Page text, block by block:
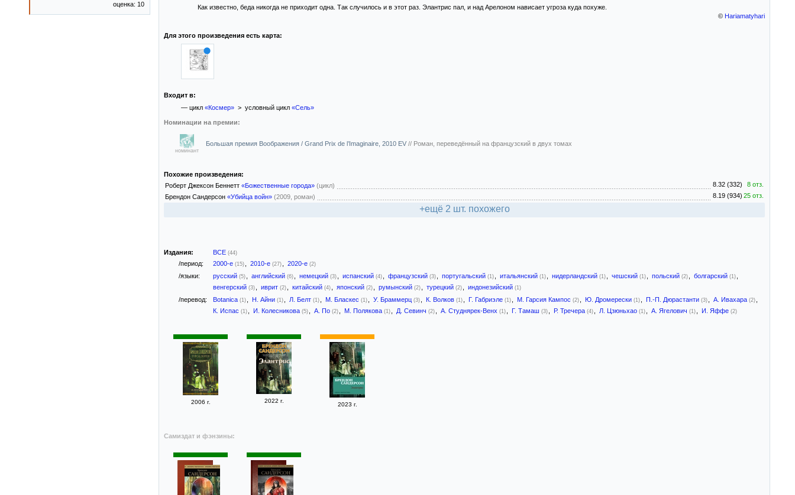
Как известно, беда никогда не приходит одна. Так случилось и в этот раз. Элантрис пал, и над Арелоном нависает угроза куда похуже.
© Hariamatyhari
Для этого произведения есть карта:
Входит в:
— цикл «Космер»> условный цикл «Сель»
Номинации на премии:
номинант
Большая премия Воображения / Grand Prix de l’Imaginaire, 2010 EV // Роман, переведённый на французский в двух томах
Похожие произведения:
Роберт Джексон Беннетт «Божественные города» (цикл) 8.32 (332)
8 отз.
Брендон Сандерсон «Убийца войн» (2009, роман) 8.19 (934) 25 отз.
+ещё 2 шт. похожего
Издания: ВСЕ (44)
/период: 2000-е (15) 2010-е (27) 2020-е (2)
/языки: русский (5) английский (6) немецкий (3) испанский (4) французский (3) португальский (1) итальянский (1) нидерландский (1) чешский (1) польский (2) болгарский (1)
венгерский (3) иврит (2) китайский (4) японский (2) румынский (2) турецкий (2) индонезийский (1)
/перевод: Botanica (1) Н. Айни (1) Л. Белт (1) М. Бласкес (1) У. Браммерц (3) К. Волков (1) Г. Габриэле (1) М. Гарсия Кампос (2) Ю. Дромерески (1) П.-П. Дюрастанти (3) А. Ивахара (2)
К. Испас (1) И. Колесникова (5) А. По (2) М. Полякова (1) Д. Севинч (2) А. Студнярек-Венх (1) Г. Тамаш (3) Р. Тречера (4) Л. Цзюньхао (1) А. Ягелович (1) И. Яффе (2)
2006 г. 2022 г.
2023 г.
Самиздат и фэнзины:
оценка: 10